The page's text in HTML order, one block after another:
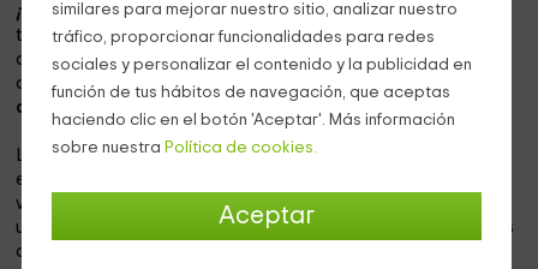
similares para mejorar nuestro sitio, analizar nuestro
tráfico, proporcionar funcionalidades para redes
sociales y personalizar el contenido y la publicidad en
función de tus hábitos de navegación, que aceptas
haciendo clic en el botón 'Aceptar'. Más información
sobre nuestra Política de cookies.
Aceptar
¡Bienvenido a Ribadesella!Y es que tenemos muy claro que
tras un primer viaje a Asturias, seguro que vuelves. Gana
autonomía con una reserva en nuestros cinco
apartamentos en la tranquila localidad de
Sebreño y
desconecta en un paisaje único.
La costa norte asturiana es uno de los destinos más
elegidos por la familias en sus vacaciones. Aprovecha una
vivienda en
, en la que contarás con cocina y
una luminosa sala de esta desde la que organizar unos días
de relax por tu cuenta: